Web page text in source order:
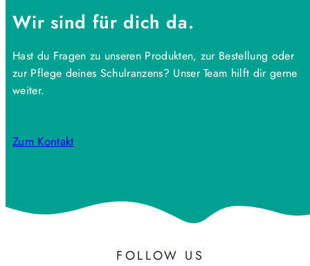
Wir sind für dich da.
Hast du Fragen zu unseren Produkten, zur Bestellung oder
zur Pflege deines Schulranzens? Unser Team hilft dir gerne
weiter.
Zum Kontakt
FOLLOW US